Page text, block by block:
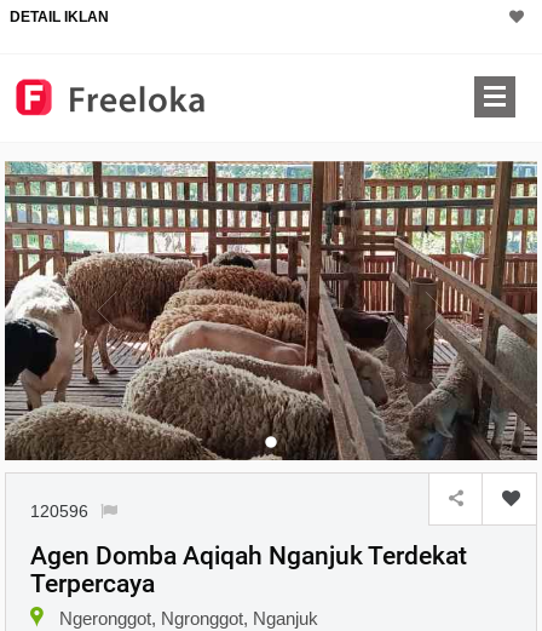
DETAIL IKLAN
120596
Agen Domba Aqiqah Nganjuk Terdekat
Terpercaya
Ngeronggot, Ngronggot, Nganjuk